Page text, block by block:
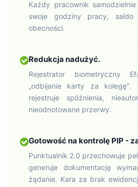
Każdy pracownik
swoje godziny pracy,
obecności.
Redukcja nadużyć.
Rejestrator biometryczny
„odbijanie karty za kolegę".
rejestruje spóźnienia,
nieodnotowane przerwy.
Gotowość na kontrolę PIP -
Punktualnik 2.0 przechowuje
generuje dokumentację
żądanie. Kara za brak